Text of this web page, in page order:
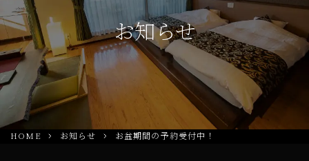
お知らせ
HOME お知らせ お盆期間の予約受付中！